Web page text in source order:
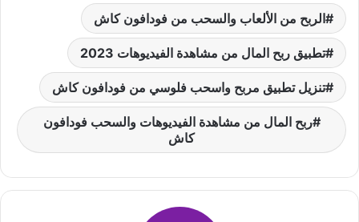
الربح من الألعاب والسحب من فودافون كاش
تطبيق ربح المال من مشاهدة الفيديوهات 2023
تنزيل تطبيق مربح واسحب فلوسي من فودافون كاش
ربح المال من مشاهدة الفيديوهات والسحب فودافون
كاش